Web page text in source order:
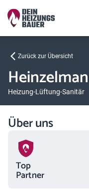
Zurück zur Übersicht
Heizung-Lüftung-Sanitär
Über uns
Top
Partner